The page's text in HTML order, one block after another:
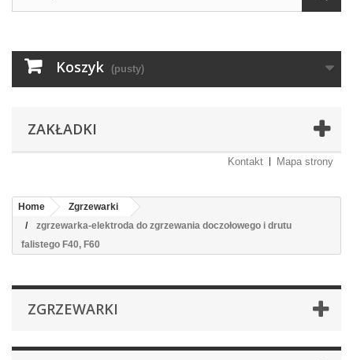
Koszyk (pusty)
ZAKŁADKI
Kontakt Mapa strony
Home
Zgrzewarki
zgrzewarka-elektroda do zgrzewania doczołowego i drutu
falistego F40, F60
ZGRZEWARKI